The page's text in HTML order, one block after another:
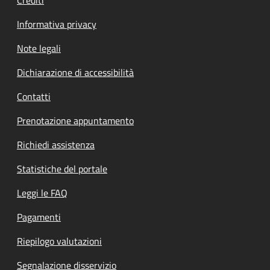
Informativa privacy
Note legali
Dichiarazione di accessibilità
Contatti
Prenotazione appuntamento
Richiedi assistenza
Statistiche del portale
Leggi le FAQ
Pagamenti
Riepilogo valutazioni
Segnalazione disservizio